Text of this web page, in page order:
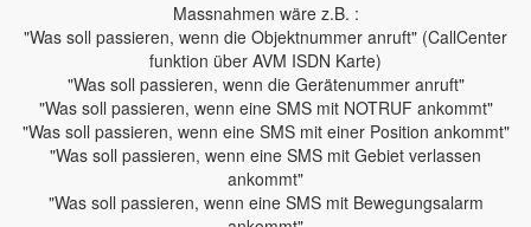
Massnahmen wäre z.B. :
"Was soll passieren, wenn die Objektnummer anruft" (CallCenter
funktion über AVM ISDN Karte)
"Was soll passieren, wenn die Gerätenummer anruft"
"Was soll passieren, wenn eine SMS mit NOTRUF ankommt"
"Was soll passieren, wenn eine SMS mit einer Position ankommt"
"Was soll passieren, wenn eine SMS mit Gebiet verlassen
ankommt"
"Was soll passieren, wenn eine SMS mit Bewegungsalarm